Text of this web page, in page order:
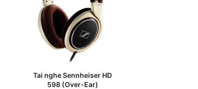
THÊM VÀO GIỎ HÀNG
Tai nghe Sennheiser HD
598 (Over-Ear)